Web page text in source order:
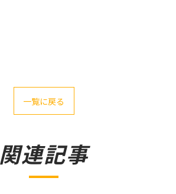
一覧に戻る
関連記事